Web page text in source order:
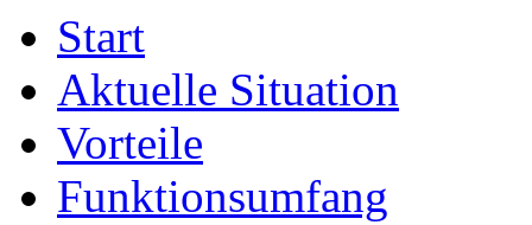
Start
Aktuelle Situation
Vorteile
Funktionsumfang